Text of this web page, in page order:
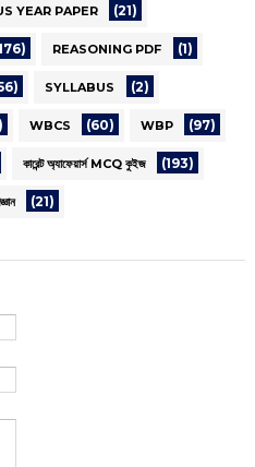
YEAR PAPER (21)
REASONING PDF (1)
SYLLABUS (2)
WBCS (60) WBP (97)
কারেন্ট অ্যাফেয়ার্স MCQ কুইজ (193)
(21)